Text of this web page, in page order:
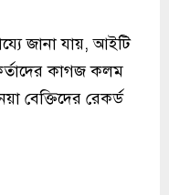
জানা যায়, আইটি
কাগজ কলম
বেক্তিদের রেকর্ড